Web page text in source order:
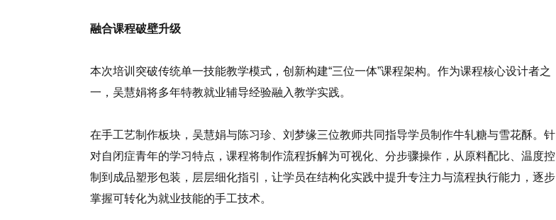
融合课程破壁升级
本次培训突破传统单一技能教学模式，创新构建“三位一体”课程架构。作为课程核心设计者之
一，吴慧娟将多年特教就业辅导经验融入教学实践。
在手工艺制作板块，吴慧娟与陈习珍、刘梦缘三位教师共同指导学员制作牛轧糖与雪花酥。针
对自闭症青年的学习特点，课程将制作流程拆解为可视化、分步骤操作，从原料配比、温度控
制到成品塑形包装，层层细化指引，让学员在结构化实践中提升专注力与流程执行能力，逐步
掌握可转化为就业技能的手工技术。